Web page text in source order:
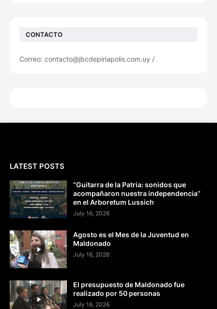
CONTACTO
Correo: contacto@jbcdepiriapolis.com.uy /
LATEST POSTS
“Guitarra de la Patria: sonidos que
acompañaron nuestra independencia”
en el Arboretum Lussich
July 16, 2026
Agosto es el Mes de la Juventud en
Maldonado
July 16, 2026
El presupuesto de Maldonado fue
realizado por 50 personas
July 16, 2026